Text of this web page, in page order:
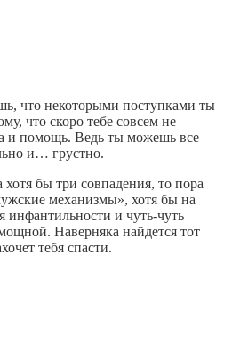
что некоторыми поступками ты
что скоро тебе совсем не
и помощь. Ведь ты можешь все
и… грустно.
бы три совпадения, то пора
механизмы», хотя бы на
инфантильности и чуть-чуть
Наверняка найдется тот
тебя спасти.